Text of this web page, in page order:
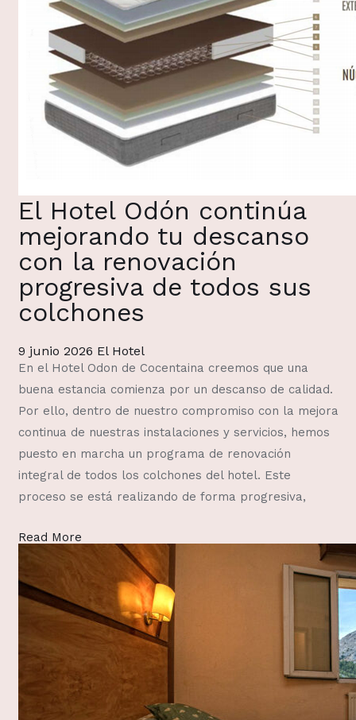
El Hotel Odón continúa
mejorando tu descanso
con la renovación
progresiva de todos sus
colchones
9 junio 2026 El Hotel
En el Hotel Odon de Cocentaina creemos que una
buena estancia comienza por un descanso de calidad.
Por ello, dentro de nuestro compromiso con la mejora
continua de nuestras instalaciones y servicios, hemos
puesto en marcha un programa de renovación
integral de todos los colchones del hotel. Este
proceso se está realizando de forma progresiva,
Read More